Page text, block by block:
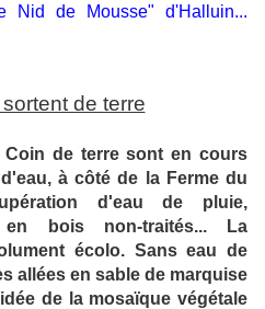
Nid de Mousse" d'Halluin...
de terre
Coin de terre sont en cours
à côté de la Ferme du
d'eau de pluie,
en bois non-traités... La
écolo. Sans eau de
allées en sable de marquise
de la mosaïque végétale